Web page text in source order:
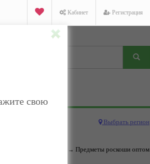
Кабинет Регистрация
Выбрать регион
искусства и роскоши → Предметы роскоши оптом
свою